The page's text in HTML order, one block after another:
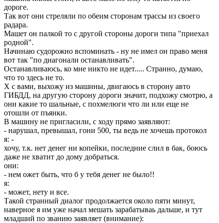
дороге.
Так вот они стреляли по обеим сторонам трассы из своего
радара.
Машет он палкой то с другой стороны дороги типа "приехал
родной".
Начинаю судорожно вспоминать - ну не имел он право меня
вот так "по диагонали останавливать".
Останавливаюсь, ко мне никто не идет..... Странно, думаю,
что то здесь не то.
Х с вами, выхожу из машины, двигаюсь в сторону авто
ГИБДД, на другую сторону дороги значит, подхожу смотрю, а
они какие то шальные, с похмелюги что ли или еще не
отошли от пъянки.
В машину не пригласили, с ходу прямо заявляют:
- нарушал, превышал, гони 500, ты ведь не хочешь протокол
я: -
хочу, т.к. нет денег ни копейки, последние слил в бак, боюсь
даже не хватит до дому добраться.
они:
- нем ожет быть, что б у тебя денег не было!!
я:
- может, нету и все.
Такой странный диалог продолжается около пяти минут,
наверное я им уже начал мешать зарабатываь дальше, и тут
младший по званию заявляет (внимание):